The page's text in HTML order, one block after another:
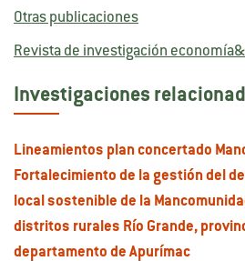
Otras publicaciones
Revista de investigación
Investigaciones
Lineamientos plan concertado
Fortalecimiento de la gestión del
local sostenible de la
distritos rurales Río Grande,
departamento de Apurímac